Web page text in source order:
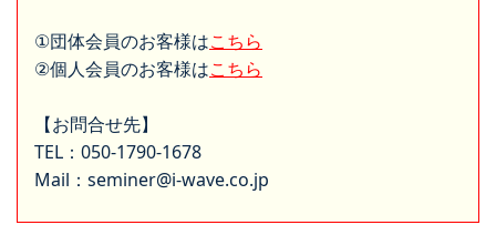
①団体会員のお客様はこちら
②個人会員のお客様はこちら
【お問合せ先】
TEL：050-1790-1678
Mail：seminer@i-wave.co.jp